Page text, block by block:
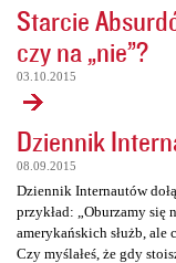
Starcie
czy na „nie”?
03.10.2015
Dziennik
08.09.2015
Dziennik Internautów
przykład: „Oburzamy się
amerykańskich służb,
Czy myślałeś, że gdy